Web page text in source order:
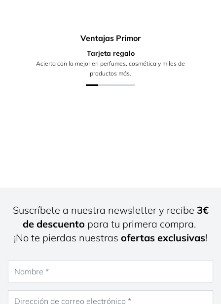
Ventajas Primor
Tarjeta regalo
Acierta con lo mejor en perfumes, cosmética y miles de
productos más.
Suscríbete a nuestra newsletter y recibe 3€
de descuento para tu primera compra.
¡No te pierdas nuestras ofertas exclusivas!